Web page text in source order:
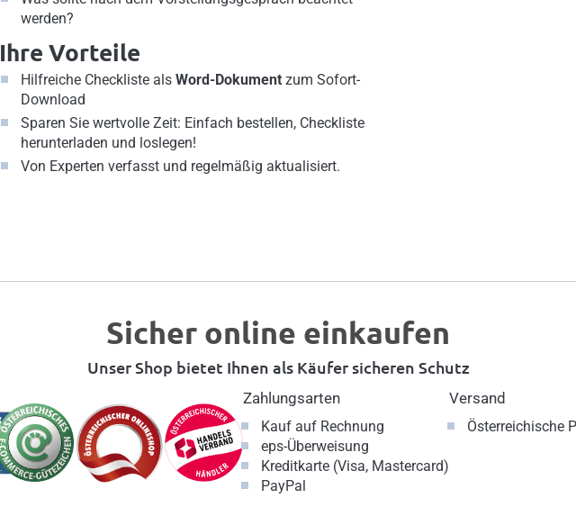
werden?
Ihre Vorteile
Hilfreiche Checkliste alsWord-Dokument zum Sofort-
Download
Sparen Sie wertvolle Zeit: Einfach bestellen, Checkliste
herunterladen und loslegen!
Von Experten verfasst und regelmäßig aktualisiert.
Sicher online einkaufen
Unser Shop bietet Ihnen als Käufer sicheren Schutz
Zahlungsarten
Kauf auf Rechnung
eps-Überweisung
Kreditkarte (Visa, Mastercard)
PayPal
Versand
Österreichische